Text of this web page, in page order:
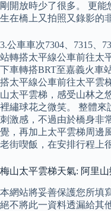
剛開放時少了很多。 更
生在橋上又拍照又錄影的
3.公車車次7304、7315、
站轉搭太平線公車前往太
下車轉搭BRT至嘉義火車
搭太平線公車前往太平雲
山太平雲梯，感受山林之
裡繡球花之微笑。 整體
刺激感，不過由於橋身非
覺，再加上太平雲梯周邊
老街喫飯，在安排行程上
梅山太平雲梯天氣: 阿里山
本網站將妥善保護您所填
絕不將此一資料透漏給其